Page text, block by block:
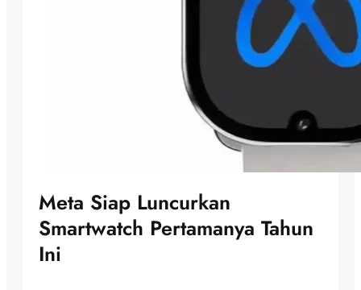
Meta Siap Luncurkan
Smartwatch Pertamanya Tahun
Ini